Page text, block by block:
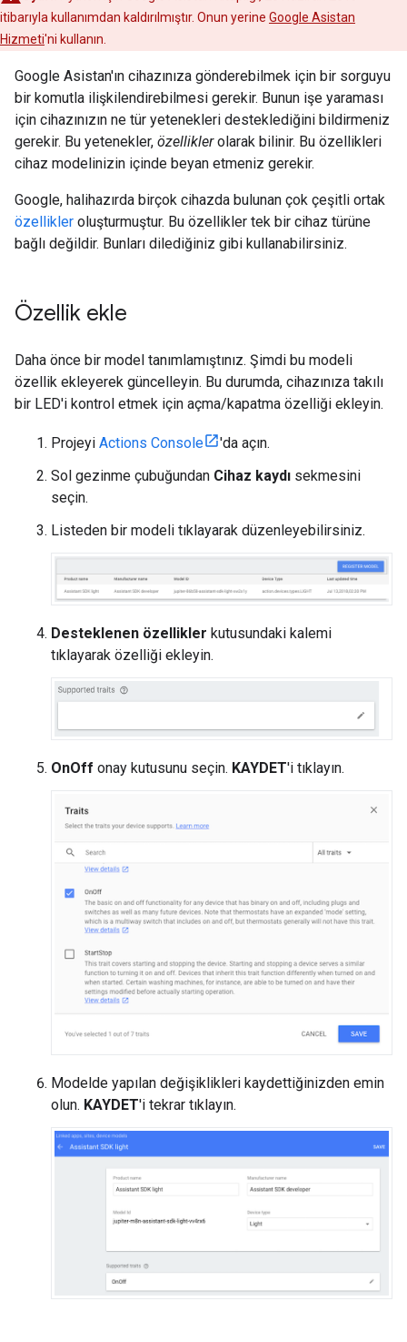
itibarıyla kullanımdan kaldırılmıştır. Onun yerine Google Asistan
Hizmeti'ni kullanın.
Google Asistan'ın cihazınıza gönderebilmek için bir sorguyu
bir komutla ilişkilendirebilmesi gerekir. Bunun işe yaraması
için cihazınızın ne tür yetenekleri desteklediğini bildirmeniz
gerekir. Bu yetenekler, özelliklerolarak bilinir. Bu özellikleri
cihaz modelinizin içinde beyan etmeniz gerekir.
Google, halihazırda birçok cihazda bulunan çok çeşitli ortak
özellikler oluşturmuştur. Bu özellikler tek bir cihaz türüne
bağlı değildir. Bunları dilediğiniz gibi kullanabilirsiniz.
Özellik ekle
Daha önce bir model tanımlamıştınız. Şimdi bu modeli
özellik ekleyerek güncelleyin. Bu durumda, cihazınıza takılı
bir LED'i kontrol etmek için açma/kapatma özelliği ekleyin.
Projeyi Actions Console
'da açın.
Sol gezinme çubuğundan Cihaz kaydı sekmesini
seçin.
Listeden bir modeli tıklayarak düzenleyebilirsiniz.
Desteklenen özellikler kutusundaki kalemi
tıklayarak özelliği ekleyin.
OnOff onay kutusunu seçin. KAYDET'i tıklayın.
Modelde yapılan değişiklikleri kaydettiğinizden emin
olun. KAYDET'i tekrar tıklayın.